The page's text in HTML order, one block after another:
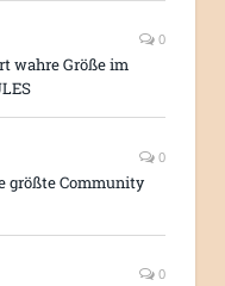
0
wahre Größe im
0
größte Community
0